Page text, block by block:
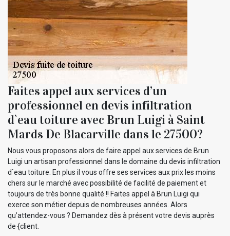
Faites appel aux services d’un
professionnel en devis infiltration
d`eau toiture avec Brun Luigi à Saint
Mards De Blacarville dans le 27500?
Nous vous proposons alors de faire appel aux services de Brun
Luigi un artisan professionnel dans le domaine du devis infiltration
d`eau toiture. En plus il vous offre ses services aux prix les moins
chers sur le marché avec possibilité de facilité de paiement et
toujours de très bonne qualité !! Faites appel à Brun Luigi qui
exerce son métier depuis de nombreuses années. Alors
qu’attendez-vous ? Demandez dès à présent votre devis auprès
de {client.